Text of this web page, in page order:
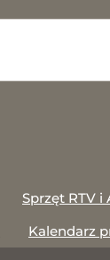
Sprzęt RTV i
Kalendarz